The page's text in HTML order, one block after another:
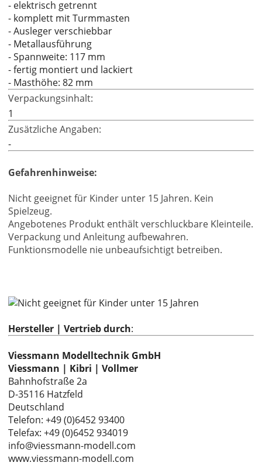
- elektrisch getrennt
- komplett mit Turmmasten
- Ausleger verschiebbar
- Metallausführung
- Spannweite: 117 mm
- fertig montiert und lackiert
- Masthöhe: 82 mm
Verpackungsinhalt:
1
Zusätzliche Angaben:
-
Gefahrenhinweise:
Nicht geeignet für Kinder unter 15 Jahren. Kein
Spielzeug.
Angebotenes Produkt enthält verschluckbare Kleinteile.
Verpackung und Anleitung aufbewahren.
Funktionsmodelle nie unbeaufsichtigt betreiben.
Hersteller | Vertrieb durch:
Viessmann Modelltechnik GmbH
Viessmann | Kibri | Vollmer
Bahnhofstraße 2a
D-35116 Hatzfeld
Deutschland
Telefon: +49 (0)6452 93400
Telefax: +49 (0)6452 934019
info@viessmann-modell.com
www.viessmann-modell.com